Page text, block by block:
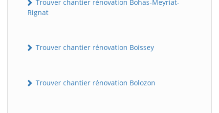
Trouver chantier rénovation Bohas-Meyriat-
Rignat
Trouver chantier rénovation Boissey
Trouver chantier rénovation Bolozon